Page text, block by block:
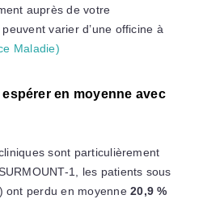
auprès de votre
varier d’une officine à
Maladie)
en moyenne avec
sont particulièrement
1, les patients sous
ont perdu en moyenne20,9 %